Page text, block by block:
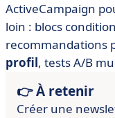
ActiveCampaign
loin : blocs
recommandations
profil, tests A/B
👉 À retenir
Créer une